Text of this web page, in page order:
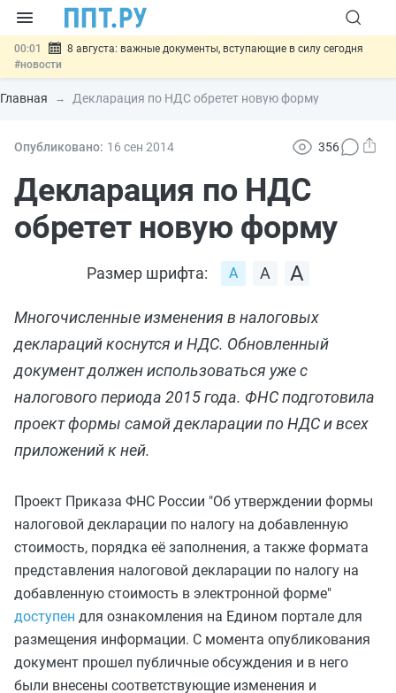
00:01
8 августа: важные документы, вступающие в силу сегодня
#новости
07.08 Подписан закон о блокировке продажи опасных товаров через
«Честный знак» #новости
07.08 Госпошлину за устранение ошибок в документах предлагают
07.08
Разработают единые критерии трудовых и ГПХ-
отношений #новости
Главная Декларация по НДС обретет новую форму
Опубликовано: 16 сен 2014 356
Декларация по НДС
обретет новую форму
Размер шрифта:
Многочисленные изменения в налоговых
деклараций коснутся и НДС. Обновленный
документ должен использоваться уже с
налогового периода 2015 года. ФНС подготовила
проект формы самой декларации по НДС и всех
приложений к ней.
Проект Приказа ФНС России "Об утверждении формы
налоговой декларации по налогу на добавленную
стоимость, порядка её заполнения, а также формата
представления налоговой декларации по налогу на
добавленную стоимость в электронной форме"
доступен для ознакомления на Едином портале для
размещения информации. С момента опубликования
документ прошел публичные обсуждения и в него
были внесены соответствующие изменения и